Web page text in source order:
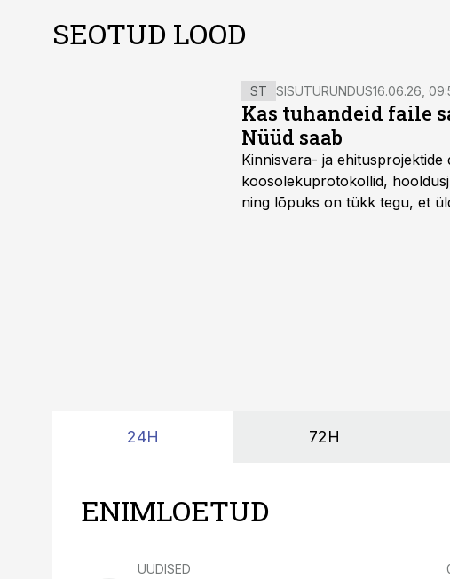
SEOTUD LOOD
ST SISUTURUNDUS16.06.26,
Kas tuhandeid faile
Nüüd saab
Kinnisvara- ja
koosolekuprotokollid,
ning lõpuks on tükk tegu, et
24H 72H
ENIMLOETUD
UUDISED